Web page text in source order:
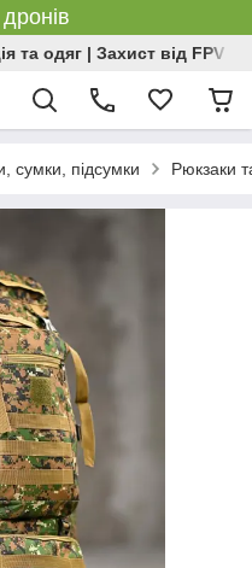
та одяг | Захист від FPV |
сумки, підсумки Рюкзаки